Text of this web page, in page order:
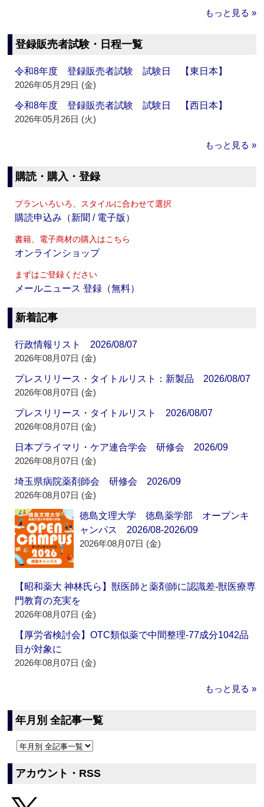
もっと見る »
登録販売者試験・日程一覧
令和8年度 登録販売者試験 試験日 【東日本】
2026年05月29日 (金)
令和8年度 登録販売者試験 試験日 【西日本】
2026年05月26日 (火)
もっと見る »
購読・購入・登録
プランいろいろ、スタイルに合わせて選択
購読申込み（新聞 / 電子版）
書籍、電子商材の購入はこちら
オンラインショップ
まずはご登録ください
メールニュース 登録（無料）
新着記事
行政情報リスト 2026/08/07
2026年08月07日 (金)
プレスリリース・タイトルリスト：新製品 2026/08/07
2026年08月07日 (金)
プレスリリース・タイトルリスト 2026/08/07
2026年08月07日 (金)
日本プライマリ・ケア連合学会 研修会 2026/09
2026年08月07日 (金)
埼玉県病院薬剤師会 研修会 2026/09
2026年08月07日 (金)
徳島文理大学 徳島薬学部 オープンキ
ャンパス 2026/08-2026/09
2026年08月07日 (金)
【昭和薬大 神林氏ら】獣医師と薬剤師に認識差‐獣医療専
門教育の充実を
2026年08月07日 (金)
【厚労省検討会】OTC類似薬で中間整理‐77成分1042品
目が対象に
2026年08月07日 (金)
もっと見る »
年月別 全記事一覧
アカウント・RSS